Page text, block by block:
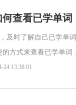
查看已学单词
及时了解自己已学单
的方式来查看已学单
学习记录相关的入口
24 13:38:01